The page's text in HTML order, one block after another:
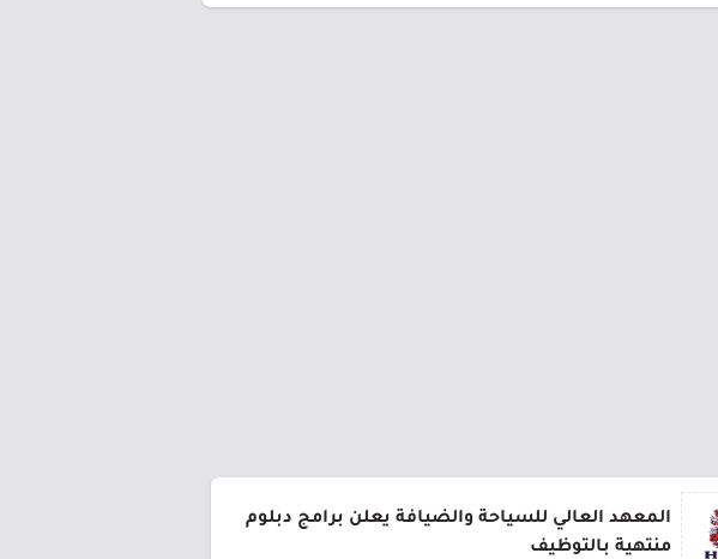
المعهد العالي للسياحة والضيافة يعلن برامج دبلوم
منتهية بالتوظيف